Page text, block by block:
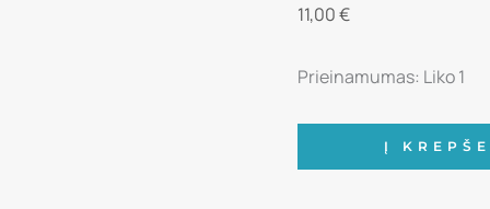
11,00€
Prieinamumas: Liko 1
kiekis:
Į